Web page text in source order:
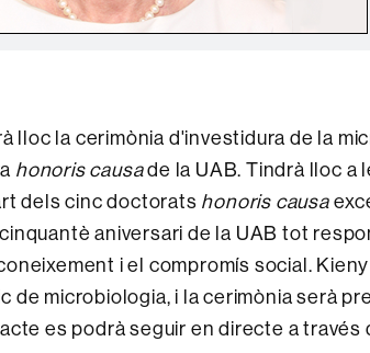
lloc la cerimònia d'investidura de la
honoris causade la UAB. Tindrà lloc a
dels cinc doctorats honoris causa
aniversari de la UAB tot
i el compromís social.
de microbiologia, i la cerimònia serà
es podrà seguir en directe a través